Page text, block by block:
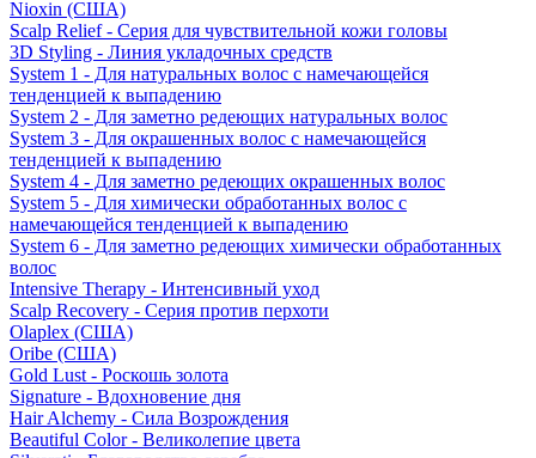
Nioxin (США)
Scalp Relief - Серия для чувствительной кожи головы
3D Styling - Линия укладочных средств
System 1 - Для натуральных волос с намечающейся
тенденцией к выпадению
System 2 - Для заметно редеющих натуральных волос
System 3 - Для окрашенных волос с намечающейся
тенденцией к выпадению
System 4 - Для заметно редеющих окрашенных волос
System 5 - Для химически обработанных волос с
намечающейся тенденцией к выпадению
System 6 - Для заметно редеющих химически обработанных
волос
Intensive Therapy - Интенсивный уход
Scalp Recovery - Серия против перхоти
Olaplex (США)
Oribe (США)
Gold Lust - Роскошь золота
Signature - Вдохновение дня
Hair Alchemy - Сила Возрождения
Beautiful Color - Великолепие цвета